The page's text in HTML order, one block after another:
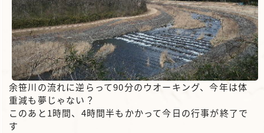
余笹川の流れに逆らって90分のウオーキング、今年は体
重減も夢じゃない？
このあと1時間、4時間半もかかって今日の行事が終了で
す